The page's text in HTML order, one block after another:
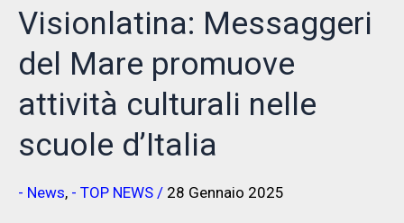
Elisa
Pezzino
Visionlatina: Messaggeri
del Mare promuove
attività culturali nelle
scuole d’Italia
- News, - TOP NEWS / 28 Gennaio 2025